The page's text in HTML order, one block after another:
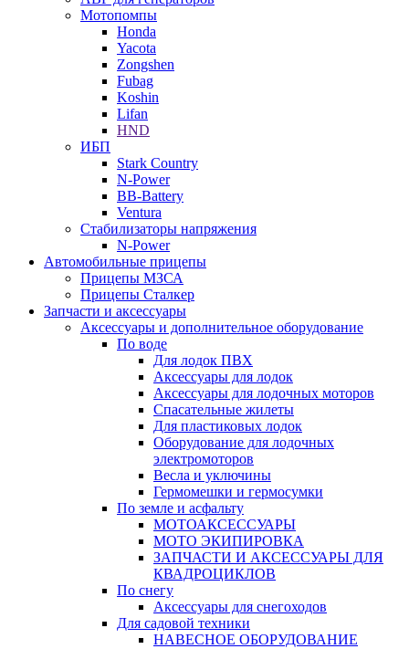
Мотопомпы
Honda
Yacota
Zongshen
Fubag
Koshin
Lifan
HND
ИБП
Stark Country
N-Power
BB-Battery
Ventura
Стабилизаторы напряжения
N-Power
Автомобильные прицепы
Прицепы МЗСА
Прицепы Сталкер
Запчасти и аксессуары
Аксессуары и дополнительное оборудование
По воде
Для лодок ПВХ
Аксессуары для лодок
Аксессуары для лодочных моторов
Спасательные жилеты
Для пластиковых лодок
Оборудование для лодочных
электромоторов
Весла и уключины
Гермомешки и гермосумки
По земле и асфальту
МОТОАКСЕССУАРЫ
МОТО ЭКИПИРОВКА
ЗАПЧАСТИ И АКСЕССУАРЫ ДЛЯ
КВАДРОЦИКЛОВ
По снегу
Аксессуары для снегоходов
Для садовой техники
НАВЕСНОЕ ОБОРУДОВАНИЕ